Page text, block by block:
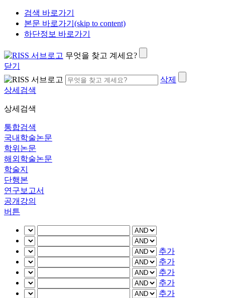
검색 바로가기
본문 바로가기(skip to content)
하단정보 바로가기
무엇을 찾고 계세요?
닫기
삭제
상세검색
상세검색
통합검색
국내학술논문
학위논문
해외학술논문
학술지
단행본
연구보고서
공개강의
버튼
추가
추가
추가
추가
추가